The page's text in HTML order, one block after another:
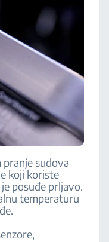
pranje sudova
koji koriste
posuđe prljavo.
temperaturu